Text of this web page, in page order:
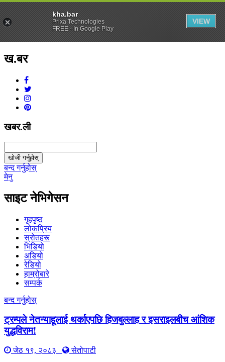
ख.बर
खबर.ली
खोजी गर्नुहोस्
बन्द गर्नुहोस्
मेनु
साइट नेभिगेसन
गृहपृष्ठ
लोकप्रिय
स्रोतहरू
भिडियो
अडियो
रेडियो
हाम्रोबारे
सम्पर्क
बन्द गर्नुहोस्
ट्रम्पले नेतन्याहूलाई थर्काएपछि हिजबुल्लाह र इसराइलबीच आंशिक
युद्धविराम!
जेठ १९, २०८३
सेतोपाटी
kha.bar
Prixa Technologies
FREE - In Google Play
VIEW